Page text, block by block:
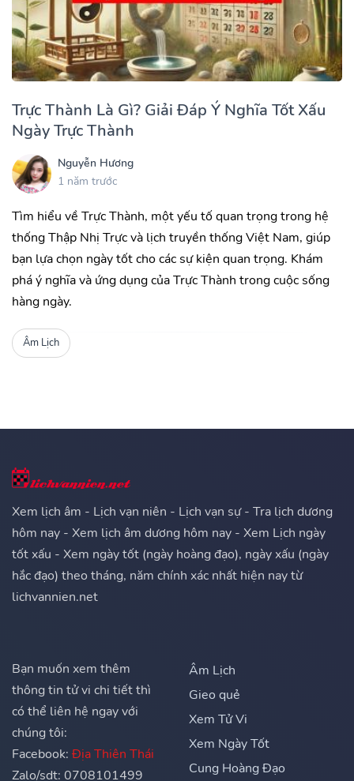
Trực Thành Là Gì? Giải Đáp Ý Nghĩa Tốt Xấu
Ngày Trực Thành
Nguyễn Hương
1 năm trước
Tìm hiểu về Trực Thành, một yếu tố quan trọng trong hệ
thống Thập Nhị Trực và lịch truyền thống Việt Nam, giúp
bạn lựa chọn ngày tốt cho các sự kiện quan trọng. Khám
phá ý nghĩa và ứng dụng của Trực Thành trong cuộc sống
hàng ngày.
Âm Lịch
Xem lịch âm - Lịch vạn niên - Lịch vạn sự - Tra lịch dương
hôm nay - Xem lịch âm dương hôm nay - Xem Lịch ngày
tốt xấu - Xem ngày tốt (ngày hoàng đạo), ngày xấu (ngày
hắc đạo) theo tháng, năm chính xác nhất hiện nay từ
lichvannien.net
Bạn muốn xem thêm
thông tin tử vi chi tiết thì
có thể liên hệ ngay với
chúng tôi:
Facebook: Địa Thiên Thái
Zalo/sdt: 0708101499
Âm Lịch
Gieo quẻ
Xem Tử Vi
Xem Ngày Tốt
Cung Hoàng Đạo